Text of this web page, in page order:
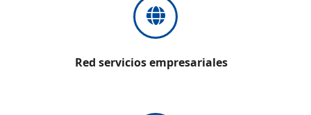
Red servicios empresariales